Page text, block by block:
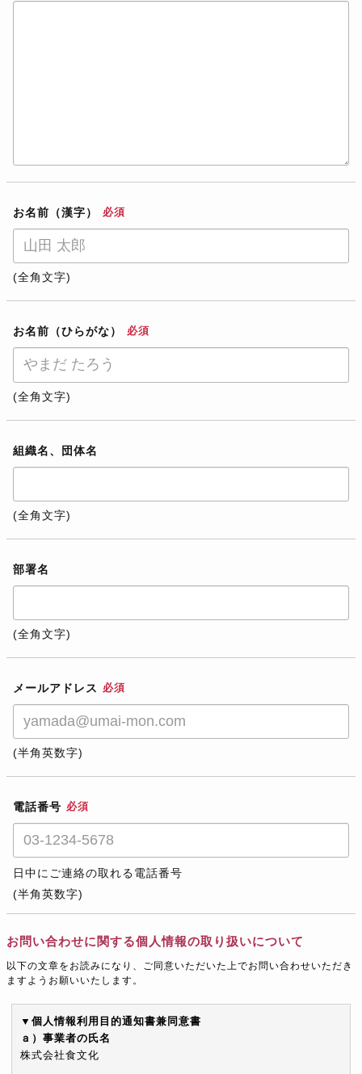
お名前（漢字） 必須
(全角文字)
お名前（ひらがな） 必須
(全角文字)
組織名、団体名
(全角文字)
部署名
(全角文字)
メールアドレス 必須
(半角英数字)
電話番号 必須
日中にご連絡の取れる電話番号
(半角英数字)
お問い合わせに関する個人情報の取り扱いについて
以下の文章をお読みになり、ご同意いただいた上でお問い合わせいただき
ますようお願いいたします。
▼個人情報利用目的通知書兼同意書
ａ）事業者の氏名
株式会社食文化